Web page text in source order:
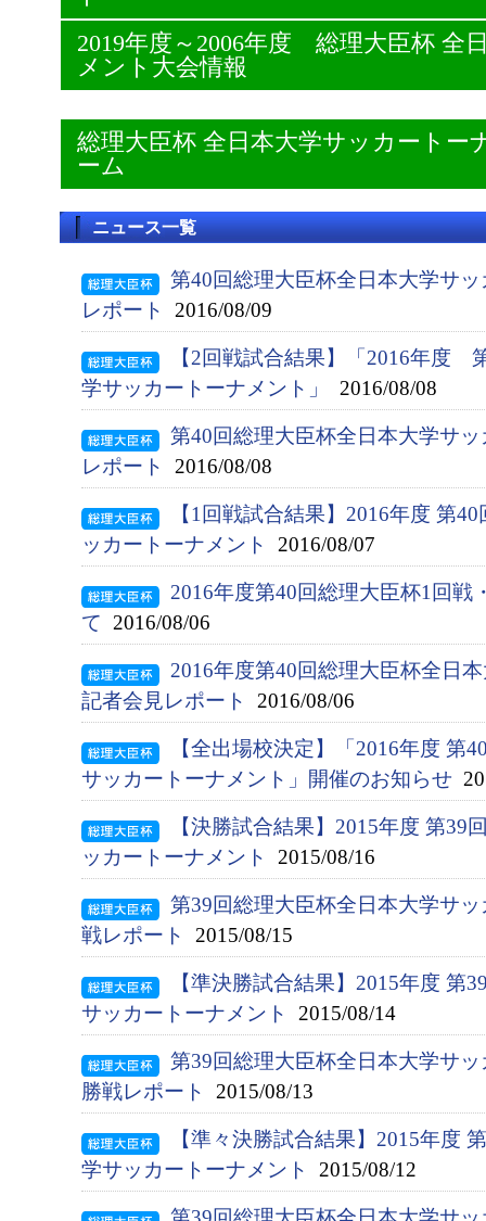
2019年度～2006年度 総理大臣杯 全
メント大会情報
総理大臣杯 全日本大学サッカート
ーム
ニュース一覧
第40回総理大臣杯全日本大学サ
レポート
2016/08/09
【2回戦試合結果】「2016年度
学サッカートーナメント」
2016/08/08
第40回総理大臣杯全日本大学サ
レポート
2016/08/08
【1回戦試合結果】2016年度 第
ッカートーナメント
2016/08/07
2016年度第40回総理大臣杯1回戦
て 2016/08/06
2016年度第40回総理大臣杯全日
記者会見レポート
2016/08/06
【全出場校決定】「2016年度 第
サッカートーナメント」開催のお知らせ
【決勝試合結果】2015年度 第39
ッカートーナメント
2015/08/16
第39回総理大臣杯全日本大学サ
戦レポート
2015/08/15
【準決勝試合結果】2015年度 第
サッカートーナメント
2015/08/14
第39回総理大臣杯全日本大学サ
勝戦レポート
2015/08/13
【準々決勝試合結果】2015年度
学サッカートーナメント
2015/08/12